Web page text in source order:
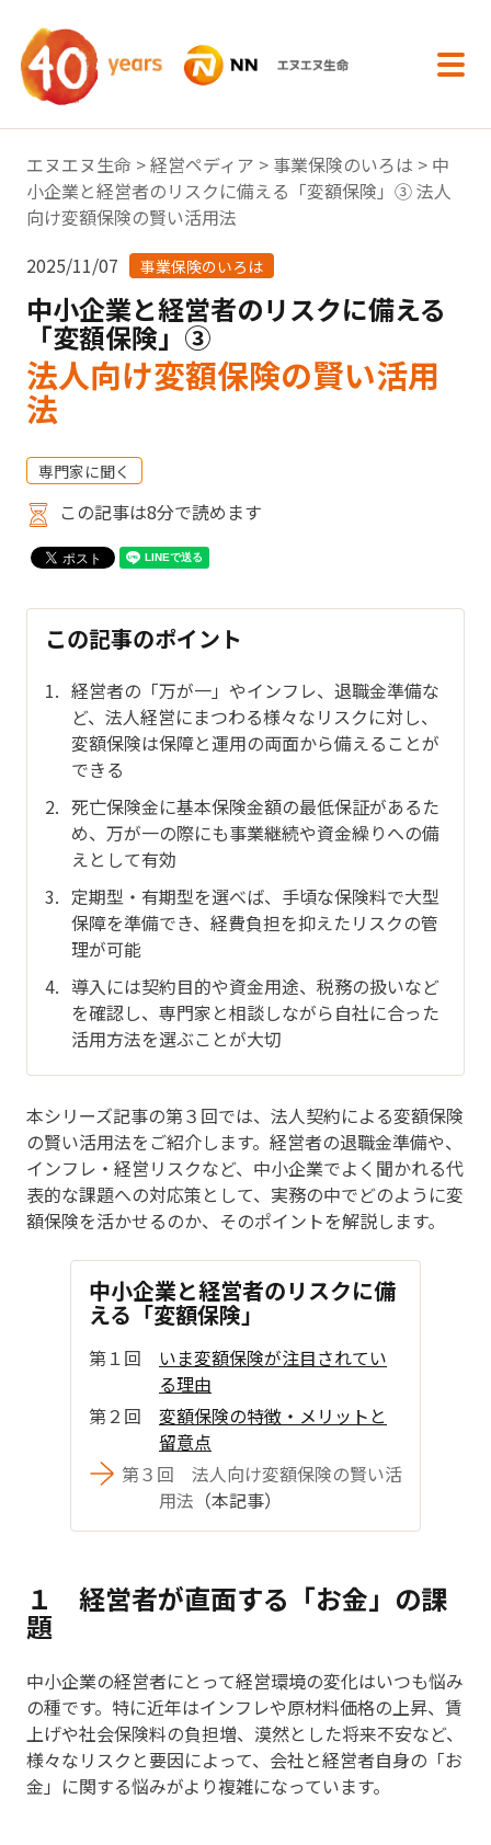
エヌエヌ生命 >経営ペディア > 事業保険のいろは > 中
小企業と経営者のリスクに備える「変額保険」③ 法人
向け変額保険の賢い活用法
2025/11/07
事業保険のいろは
中小企業と経営者のリスクに備える
「変額保険」③
法人向け変額保険の賢い活用
法
専門家に聞く
この記事は8分で読めます
この記事のポイント
経営者の「万が一」やインフレ、退職金準備な
ど、法人経営にまつわる様々なリスクに対し、
変額保険は保障と運用の両面から備えることが
できる
死亡保険金に基本保険金額の最低保証があるた
め、万が一の際にも事業継続や資金繰りへの備
えとして有効
定期型・有期型を選べば、手頃な保険料で大型
保障を準備でき、経費負担を抑えたリスクの管
理が可能
導入には契約目的や資金用途、税務の扱いなど
を確認し、専門家と相談しながら自社に合った
活用方法を選ぶことが大切
本シリーズ記事の第３回では、法人契約による変額保険
の賢い活用法をご紹介します。経営者の退職金準備や、
インフレ・経営リスクなど、中小企業でよく聞かれる代
表的な課題への対応策として、実務の中でどのように変
額保険を活かせるのか、そのポイントを解説します。
中小企業と経営者のリスクに備
える「変額保険」
第１回 いま変額保険が注目されてい
る理由
第２回 変額保険の特徴・メリットと
留意点
第３回 法人向け変額保険の賢い活
用法 （本記事）
１ 経営者が直面する「お金」の課
題
中小企業の経営者にとって経営環境の変化はいつも悩み
の種です。特に近年はインフレや原材料価格の上昇、賃
上げや社会保険料の負担増、漠然とした将来不安など、
様々なリスクと要因によって、会社と経営者自身の「お
金」に関する悩みがより複雑になっています。